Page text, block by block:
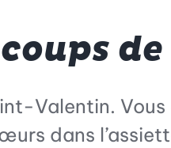
Valentin.
dans